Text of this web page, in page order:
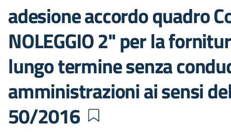
adesione accordo quadro
NOLEGGIO 2" per la
lungo termine senza
amministrazioni ai sensi
50/2016